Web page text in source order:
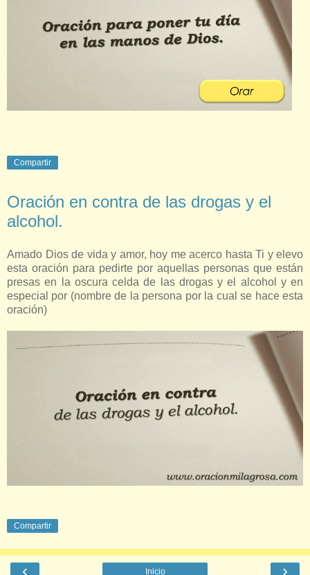
Compartir
Oración en contra de las drogas y el
alcohol.
Amado Dios de vida y amor, hoy me acerco hasta Ti y elevo
esta oración para pedirte por aquellas personas que están
presas en la oscura celda de las drogas y el alcohol y en
especial por (nombre de la persona por la cual se hace esta
oración)
Compartir
‹ ›
Inicio